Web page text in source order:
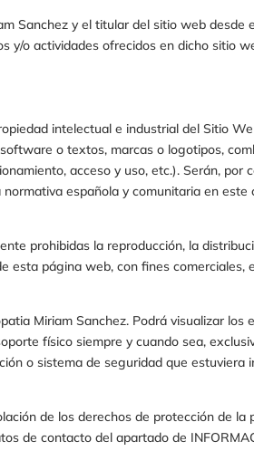
Sanchez y el titular del sitio web desde
y/o actividades ofrecidos en dicho sitio
intelectual e industrial del Sitio
o textos, marcas o logotipos,
acceso y uso, etc.). Serán, por
española y comunitaria en este
prohibidas la reproducción, la
esta página web, con fines comerciales,
Miriam Sanchez. Podrá visualizar los
físico siempre y cuando sea,
o sistema de seguridad que estuviera
de los derechos de protección de la
de contacto del apartado de